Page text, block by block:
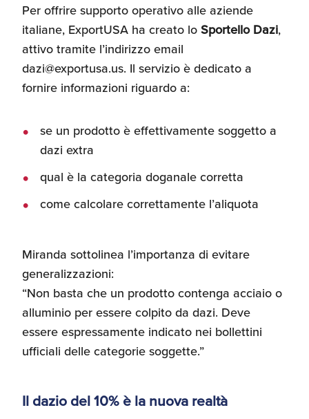
Per offrire supporto operativo alle aziende
italiane, ExportUSA ha creato loSportello Dazi,
attivo tramite l’indirizzo email
dazi@exportusa.us. Il servizio è dedicato a
fornire informazioni riguardo a:
se un prodotto è effettivamente soggetto a
dazi extra
qual è la categoria doganale corretta
come calcolare correttamente l’aliquota
Miranda sottolinea l’importanza di evitare
generalizzazioni:
“Non basta che un prodotto contenga acciaio o
alluminio per essere colpito da dazi. Deve
essere espressamente indicato nei bollettini
ufficiali delle categorie soggette.”
Il dazio del 10% è la nuova realtà